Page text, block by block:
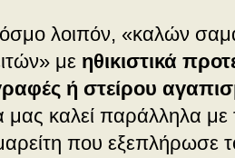
λοιπόν, «καλών
με ηθικιστικά
ή στείρου
μας καλεί παράλληλα με
που εξεπλήρωσε